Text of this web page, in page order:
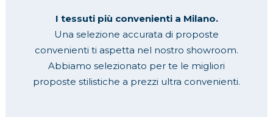
I tessuti più convenienti a Milano.
Una selezione accurata di proposte
convenienti ti aspetta nel nostro showroom.
Abbiamo selezionato per te le migliori
proposte stilistiche a prezzi ultra convenienti.